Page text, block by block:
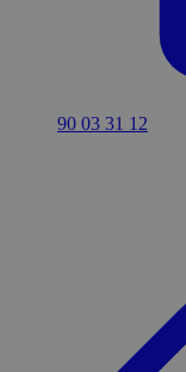
90 03 31 12